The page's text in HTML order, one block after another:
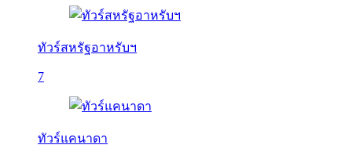
ทัวร์สหรัฐอาหรับฯ
7
ทัวร์แคนาดา